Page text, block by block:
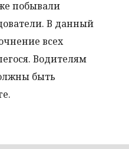
побывали
В данный
всех
Водителям
быть